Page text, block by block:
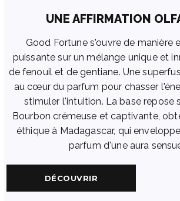
UNE AFFIRMATION
Good Fortune s'ouvre de manière
puissante sur un mélange unique et
de fenouil et de gentiane. Une
au cœur du parfum pour chasser
stimuler l'intuition. La base repose
Bourbon crémeuse et captivante,
éthique à Madagascar, qui
parfum d'une aura
DÉCOUVRIR